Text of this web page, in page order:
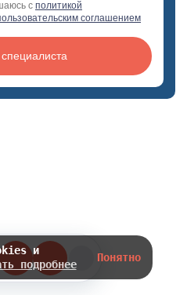
с политикой
соглашением
и
подробнее
Понятно